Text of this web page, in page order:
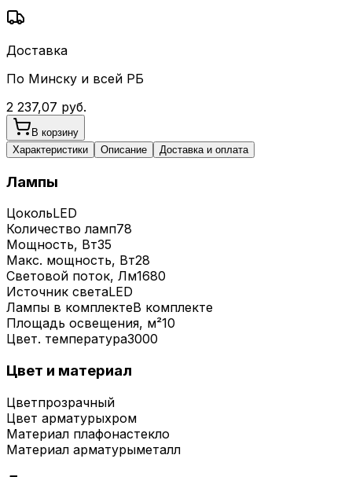
Доставка
По Минску и всей РБ
2 237,07 руб.
В корзину
Характеристики
Описание Доставка и оплата
Лампы
ЦокольLED
Количество ламп78
Мощность, Вт35
Макс. мощность, Вт28
Световой поток, Лм1680
Источник светаLED
Лампы в комплектеВ комплекте
Площадь освещения, м²10
Цвет. температура3000
Цвет и материал
Цветпрозрачный
Цвет арматурыхром
Материал плафонастекло
Материал арматурыметалл